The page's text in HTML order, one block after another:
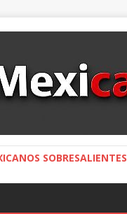
SOBRESALIENTES